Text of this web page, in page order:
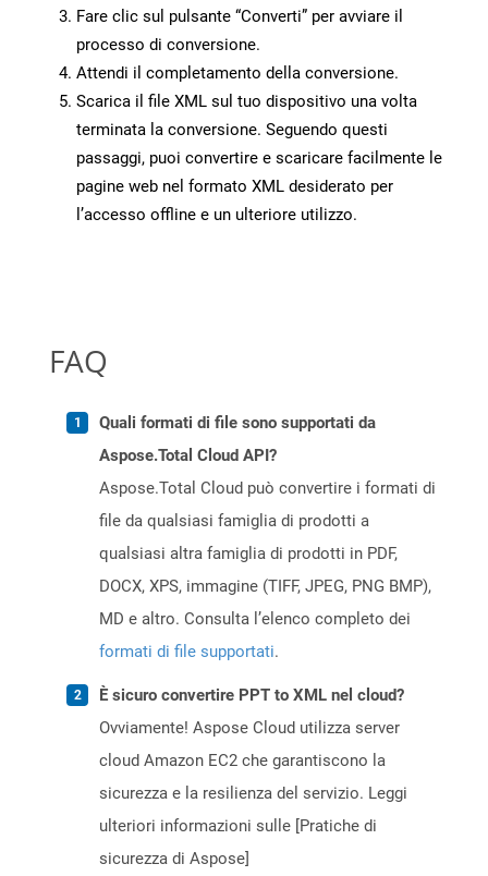
Fare clic sul pulsante “Converti” per avviare il
processo di conversione.
Attendi il completamento della conversione.
Scarica il file XML sul tuo dispositivo una volta
terminata la conversione. Seguendo questi
passaggi, puoi convertire e scaricare facilmente le
pagine web nel formato XML desiderato per
l’accesso offline e un ulteriore utilizzo.
FAQ
Quali formati di file sono supportati da
Aspose.Total Cloud API?
Aspose.Total Cloud può convertire i formati di
file da qualsiasi famiglia di prodotti a
qualsiasi altra famiglia di prodotti in PDF,
DOCX, XPS, immagine (TIFF, JPEG, PNG BMP),
MD e altro. Consulta l’elenco completo dei
formati di file supportati.
È sicuro convertire PPT to XML nel cloud?
Ovviamente! Aspose Cloud utilizza server
cloud Amazon EC2 che garantiscono la
sicurezza e la resilienza del servizio. Leggi
ulteriori informazioni sulle [Pratiche di
sicurezza di Aspose]